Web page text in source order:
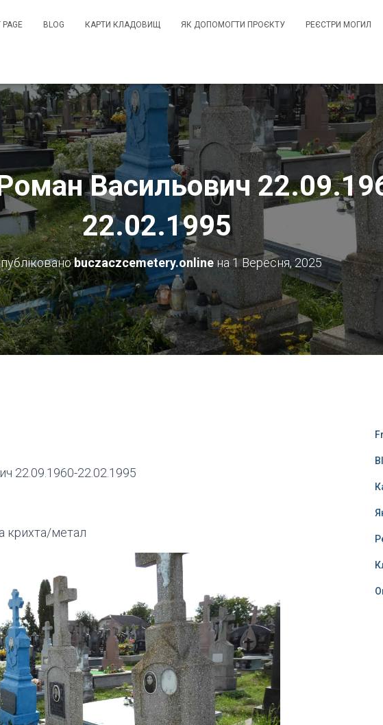
PAGE BLOG КАРТИ КЛАДОВИЩ ЯК ДОПОМОГТИ ПРОЄКТУ РЕЄСТРИ МОГИЛ
Васильович
22.02.1995
buczaczcemetery.onlineна1 Вересня, 2025
22.09.1960-22.02.1995
крихта/метал